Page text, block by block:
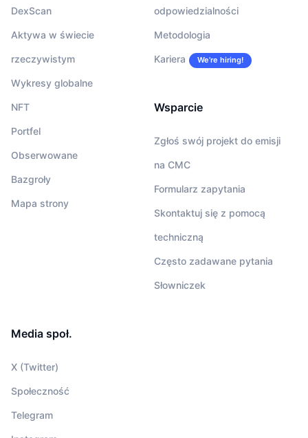
DexScan
Aktywa w świecie
rzeczywistym
Wykresy globalne
NFT
Portfel
Obserwowane
Bazgroły
Mapa strony
odpowiedzialności
Metodologia
Kariera We’re hiring!
Wsparcie
Zgłoś swój projekt do emisji
na CMC
Formularz zapytania
Skontaktuj się z pomocą
techniczną
Często zadawane pytania
Słowniczek
Media społ.
X (Twitter)
Społeczność
Telegram